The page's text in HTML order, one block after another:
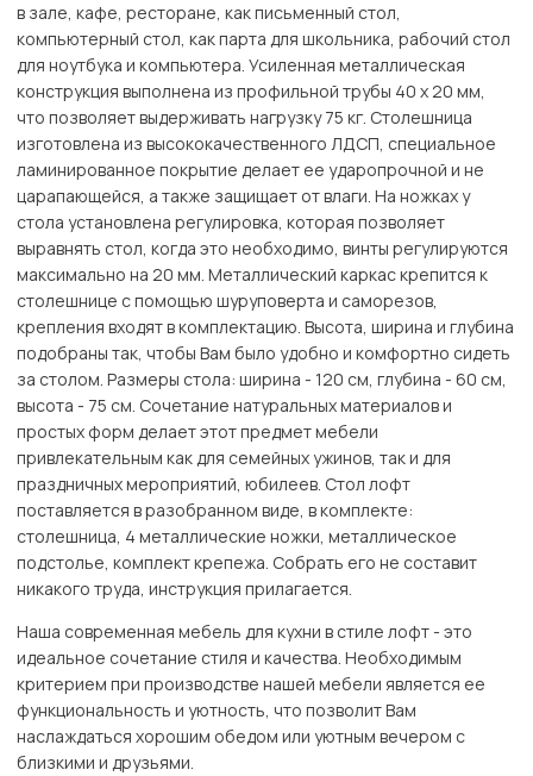
в зале, кафе, ресторане, как письменный стол,
компьютерный стол, как парта для школьника, рабочий стол
для ноутбука и компьютера. Усиленная металлическая
конструкция выполнена из профильной трубы 40 х 20 мм,
что позволяет выдерживать нагрузку 75 кг. Столешница
изготовлена из высококачественного ЛДСП, специальное
ламинированное покрытие делает ее ударопрочной и не
царапающейся, а также защищает от влаги. На ножках у
стола установлена регулировка, которая позволяет
выравнять стол, когда это необходимо, винты регулируются
максимально на 20 мм. Металлический каркас крепится к
столешнице с помощью шуруповерта и саморезов,
крепления входят в комплектацию. Высота, ширина и глубина
подобраны так, чтобы Вам было удобно и комфортно сидеть
за столом. Размеры стола: ширина - 120 см, глубина - 60 см,
высота - 75 см. Сочетание натуральных материалов и
простых форм делает этот предмет мебели
привлекательным как для семейных ужинов, так и для
праздничных мероприятий, юбилеев. Стол лофт
поставляется в разобранном виде, в комплекте:
столешница, 4 металлические ножки, металлическое
подстолье, комплект крепежа. Собрать его не составит
никакого труда, инструкция прилагается.
Наша современная мебель для кухни в стиле лофт - это
идеальное сочетание стиля и качества. Необходимым
критерием при производстве нашей мебели является ее
функциональность и уютность, что позволит Вам
наслаждаться хорошим обедом или уютным вечером с
близкими и друзьями.